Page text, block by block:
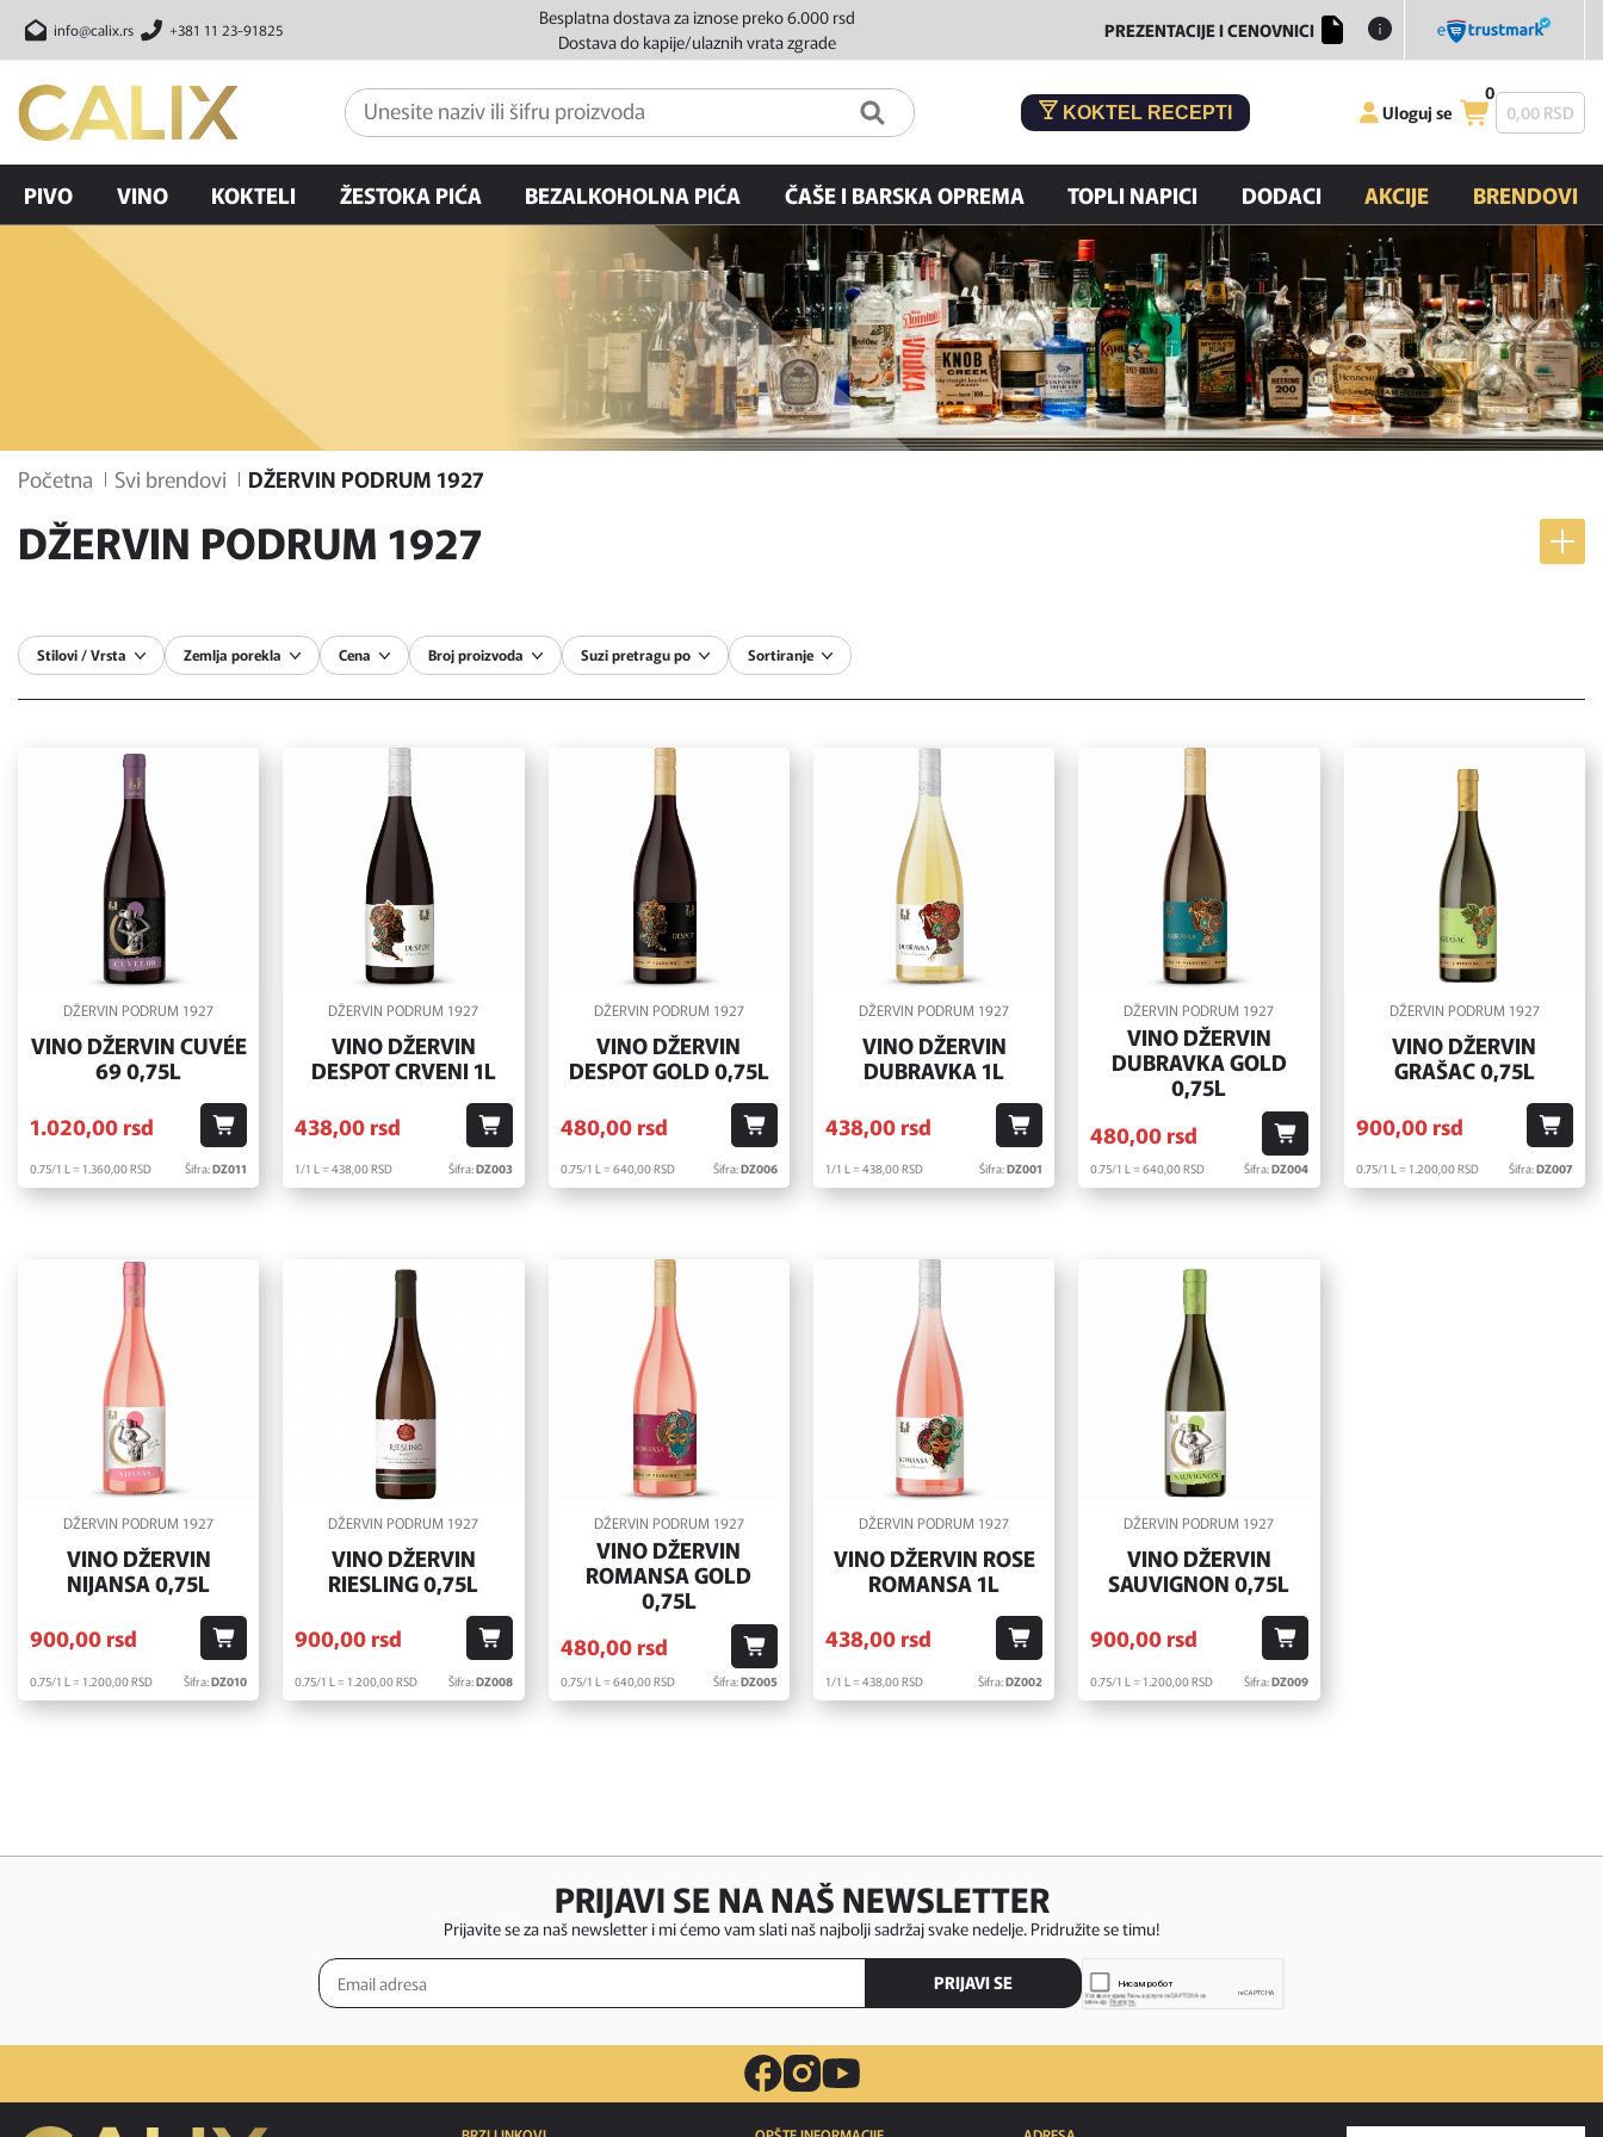
info@calix.rs +381 11 23-91825
Besplatna dostava za iznose preko 6.000 rsd
Dostava do kapije/ulaznih vrata zgrade
PREZENTACIJE I CENOVNICI
KOKTEL RECEPTI Uloguj se
0
0,00 RSD
PIVO VINO KOKTELI ŽESTOKA PIĆA BEZALKOHOLNA PIĆA ČAŠE I BARSKA OPREMA TOPLI NAPICI DODACI AKCIJE BRENDOVI
Početna Svi brendovi DŽERVIN PODRUM 1927
DŽERVIN PODRUM 1927
Stilovi / Vrsta Zemlja porekla Cena Broj proizvoda Suzi pretragu po Sortiranje
DŽERVIN PODRUM 1927
VINO DŽERVIN CUVÉE
69 0,75L
1.020,00rsd
0.75/1 L = 1.360,00RSD Šifra:DZ011
DŽERVIN PODRUM 1927
VINO DŽERVIN
DESPOT CRVENI 1L
438,00rsd
1/1 L = 438,00RSD Šifra:DZ003
DŽERVIN PODRUM 1927
VINO DŽERVIN
DESPOT GOLD 0,75L
480,00 rsd
0.75/1 L = 640,00RSD Šifra:DZ006
DŽERVIN PODRUM 1927
VINO DŽERVIN
DUBRAVKA 1L
438,00rsd
1/1 L = 438,00RSD Šifra:DZ001
DŽERVIN PODRUM 1927
VINO DŽERVIN
DUBRAVKA GOLD
0,75L
480,00rsd
0.75/1 L = 640,00RSD Šifra:DZ004
DŽERVIN PODRUM 1927
VINO DŽERVIN
GRAŠAC 0,75L
900,00 rsd
0.75/1 L = 1.200,00RSD Šifra:DZ007
DŽERVIN PODRUM 1927
VINO DŽERVIN
NIJANSA 0,75L
900,00rsd
0.75/1 L = 1.200,00RSD Šifra:DZ010
DŽERVIN PODRUM 1927
VINO DŽERVIN
RIESLING 0,75L
900,00rsd
0.75/1 L = 1.200,00RSD Šifra:DZ008
DŽERVIN PODRUM 1927
VINO DŽERVIN
ROMANSA GOLD
0,75L
480,00 rsd
0.75/1 L = 640,00RSD Šifra:DZ005
DŽERVIN PODRUM 1927
VINO DŽERVIN ROSE
ROMANSA 1L
438,00rsd
1/1 L = 438,00RSD Šifra:DZ002
DŽERVIN PODRUM 1927
VINO DŽERVIN
SAUVIGNON 0,75L
900,00rsd
0.75/1 L = 1.200,00RSD Šifra:DZ009
PRIJAVI SE NA NAŠ NEWSLETTER
Prijavite se za naš newsletter i mi ćemo vam slati naš najbolji sadržaj svake nedelje. Pridružite se timu!
PRIJAVI SE